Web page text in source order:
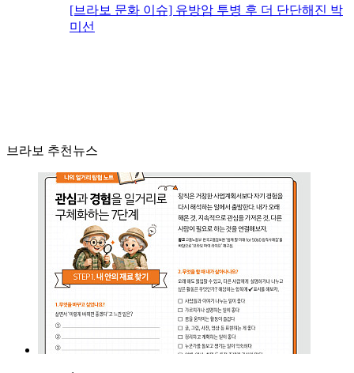
[브라보 문화 이슈] 유방암 투병 후 더 단단해진 박
미선
브라보 추천뉴스